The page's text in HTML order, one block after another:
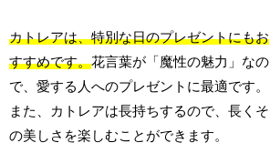
カトレアは、特別な日のプレゼントにもお
すすめです。花言葉が「魔性の魅力」なの
で、愛する人へのプレゼントに最適です。
また、カトレアは長持ちするので、長くそ
の美しさを楽しむことができます。